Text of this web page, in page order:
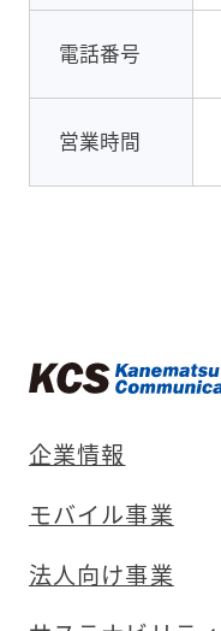
電話番号
営業時間
企業情報
モバイル事業
法人向け事業